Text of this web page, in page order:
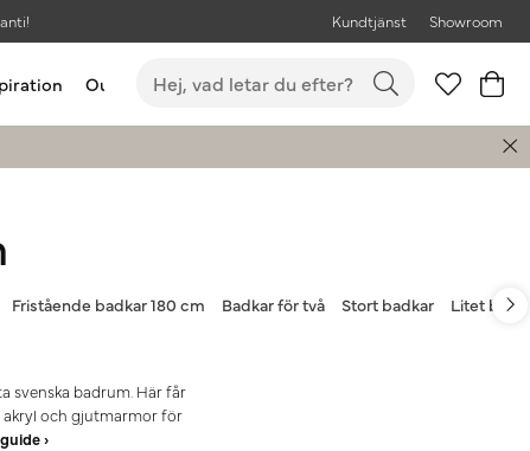
Kundtjänst Showroom
Outlet Bästsäljare
Fristående badkar 180 cm Badkar för två Stort badkar Litet
svenska badrum. Här får
akryl och gjutmarmor för
›